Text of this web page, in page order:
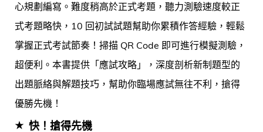
心規劃編寫。難度稍高於正式考題，聽力測驗速度較正
式考題略快，10 回初試試題幫助你累積作答經驗，輕鬆
掌握正式考試節奏！掃描 QR Code 即可進行模擬測驗，
超便利。本書提供「應試攻略」，深度剖析新制題型的
出題脈絡與解題技巧，幫助你臨場應試無往不利，搶得
優勝先機！
快！搶得先機